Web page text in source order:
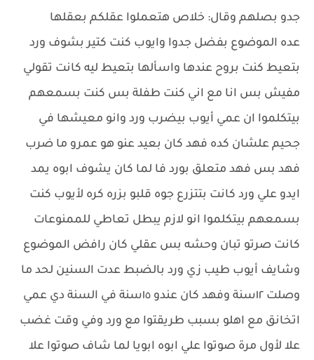
جدو بصلهم وقال: خلاص هتعملوا عقلكم بعقلها
عده الموضوع بفضل جدوا وايوب كنت كتير بشوف ورد
بتعيط كنت بروح عندها واسألها بتعيط ليه كانت تقولي
مفيش بس انا مع اني كنت طفلة بس كنت بسمعهم
بيتكلموا ان عمي أيوب بيضرب ورد وانو معيشها في
جحيم علشان كده فهد كان بعيد عنو هو عمرو ما ضرب
فهد بس فهد متعلق بورد فا لما كان يشوف ابوه يمد
ايدو علي ورد كانت بتتزرع جوه قلبو بزره كره لأيوب كنت
بسمعهم بيتكلموا انو لازم يبطل تعاطي للممنوعات
كانت صرتو تبان وحشه بس عقلي كان رافض الموضوع
وشايف أيوب طيب زي ورد بالضبط عدت السنين لحد ما
وصلت ١٢سنة وفهد كان عندو ١٥سنة في السنة دي عمي
اتخانق مع اهلو بسبب طريقتوا مع ورد وفي وقت غضب
علا لأول مرة صوتوا علي ابوه ابويا لما شاف صوتوا علا